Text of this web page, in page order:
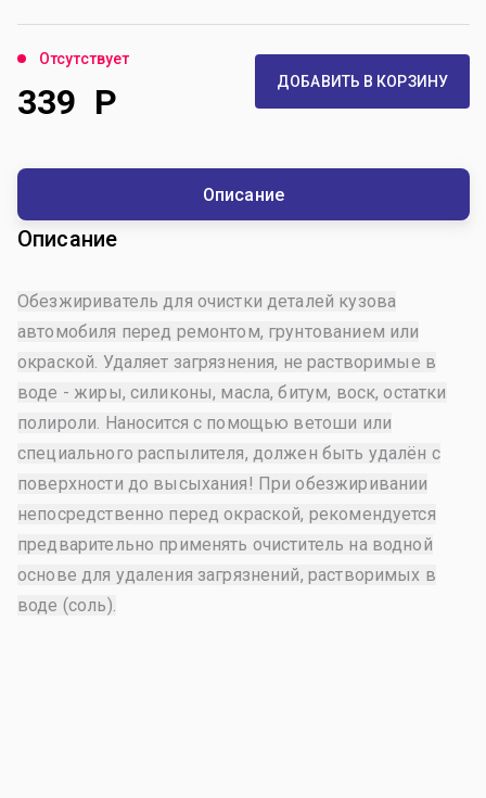
Отсутствует
339 Р ДОБАВИТЬ В КОРЗИНУ
Описание
Описание
Обезжириватель для очистки деталей кузова
автомобиля перед ремонтом, грунтованием или
окраской. Удаляет загрязнения, не растворимые в
воде - жиры, силиконы, масла, битум, воск, остатки
полироли. Наносится с помощью ветоши или
специального распылителя, должен быть удалён с
поверхности до высыхания! При обезжиривании
непосредственно перед окраской, рекомендуется
предварительно применять очиститель на водной
основе для удаления загрязнений, растворимых в
воде (соль).